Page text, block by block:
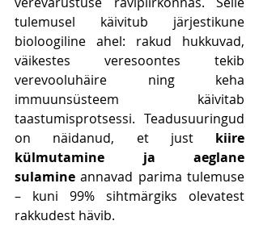
tulemusel käivitub järjestikune
bioloogiline ahel: rakud hukkuvad,
väikestes veresoontes tekib
verevooluhäire ning keha
immuunsüsteem käivitab
taastumisprotsessi. Teadusuuringud
on näidanud, et just kiire
külmutamine ja aeglane
sulamine annavad parima tulemuse
– kuni 99% sihtmärgiks olevatest
rakkudest hävib.